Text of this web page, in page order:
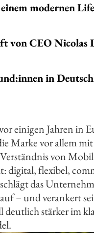
modernen
von CEO Nicolas
in
einigen Jahren in
Marke vor allem
von
digital, flexibel,
das
– und verankert
deutlich stärker im